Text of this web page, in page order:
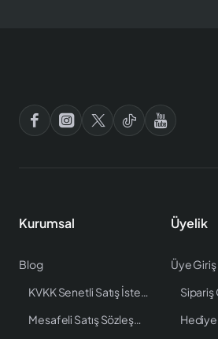
Kurumsal
Blog
KVKK Senetli Satış İstenen Bilgiler
Mesafeli Satış Sözleşmesi
Üyelik
Üye Giriş
Sipariş